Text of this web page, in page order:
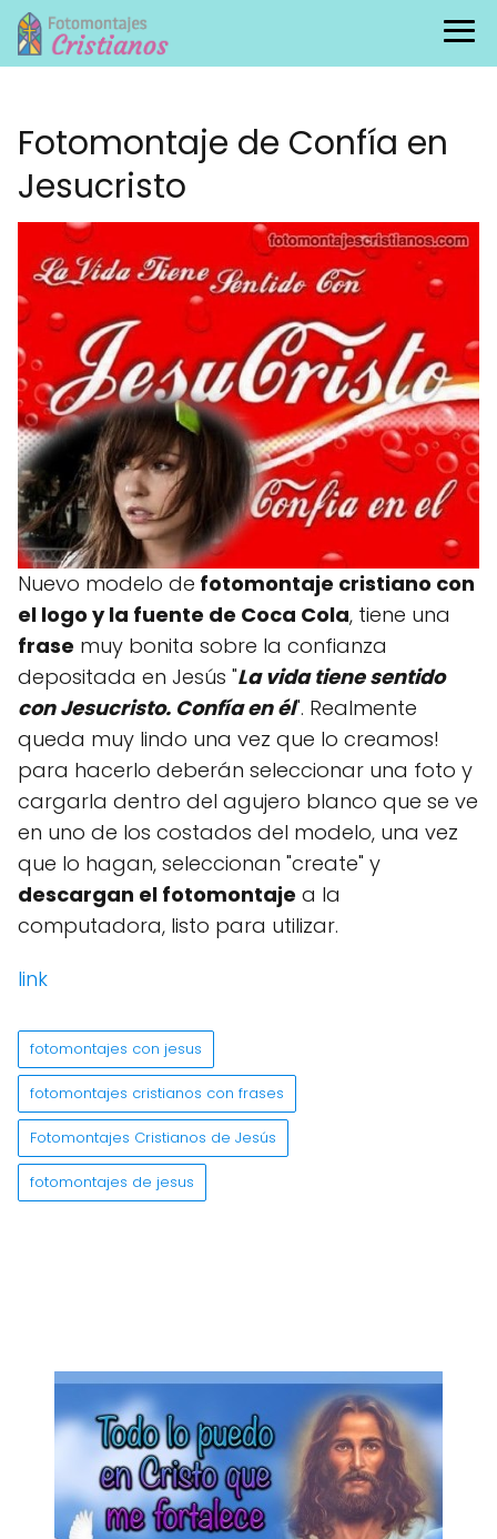
Fotomontaje de Confía en
Jesucristo
Nuevo modelo de fotomontaje cristiano con
el logo y la fuente de Coca Cola, tiene una
frase muy bonita sobre la confianza
depositada en Jesús "La vida tiene sentido
con Jesucristo. Confía en él". Realmente
queda muy lindo una vez que lo creamos!
para hacerlo deberán seleccionar una foto y
cargarla dentro del agujero blanco que se ve
en uno de los costados del modelo, una vez
que lo hagan, seleccionan "create" y
descargan el fotomontaje a la
computadora, listo para utilizar.
link
fotomontajes con jesus
fotomontajes cristianos con frases
Fotomontajes Cristianos de Jesús
fotomontajes de jesus